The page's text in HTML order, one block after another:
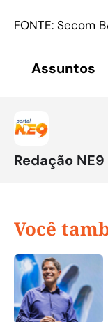
FONTE: Secom
Assuntos
Redação
Você